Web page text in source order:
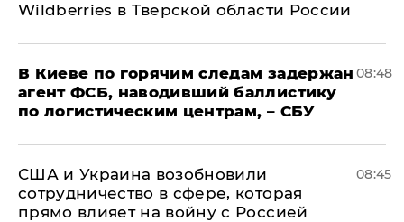
Wildberries в Тверской области России
В Киеве по горячим следам задержан
агент ФСБ, наводивший баллистику
по логистическим центрам, – СБУ
08:48
США и Украина возобновили
сотрудничество в сфере, которая
прямо влияет на войну с Россией
08:45